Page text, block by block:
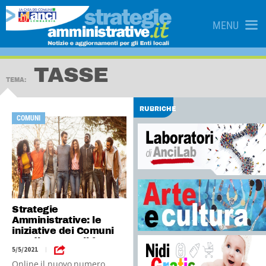
MENU
TEMA: TASSE
COMUNI
Strategie
Amministrative: le
iniziative dei Comuni
per disegnare il futuro
5/5/2021 |
RUBRICHE